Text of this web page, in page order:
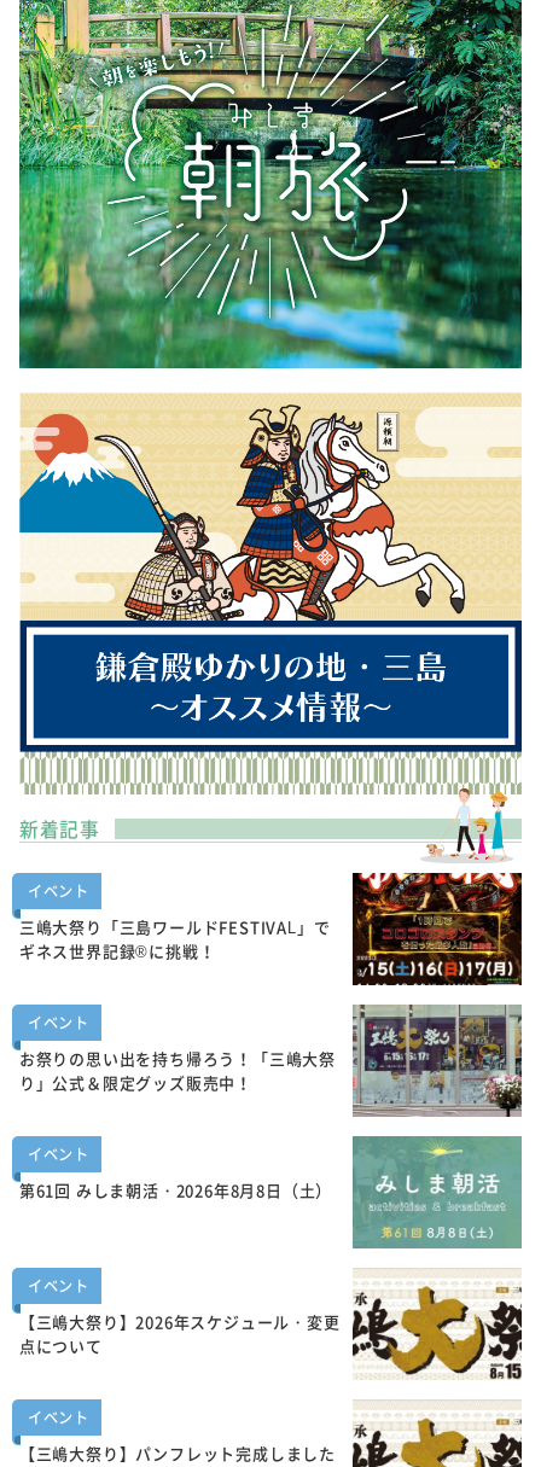
新着記事
イベント
三嶋大祭り「三島ワールドFESTIVAL」で
ギネス世界記録®に挑戦！
イベント
お祭りの思い出を持ち帰ろう！「三嶋大祭
り」公式＆限定グッズ販売中！
イベント
第61回 みしま朝活・2026年8月8日（土）
イベント
【三嶋大祭り】2026年スケジュール・変更
点について
イベント
【三嶋大祭り】パンフレット完成しました